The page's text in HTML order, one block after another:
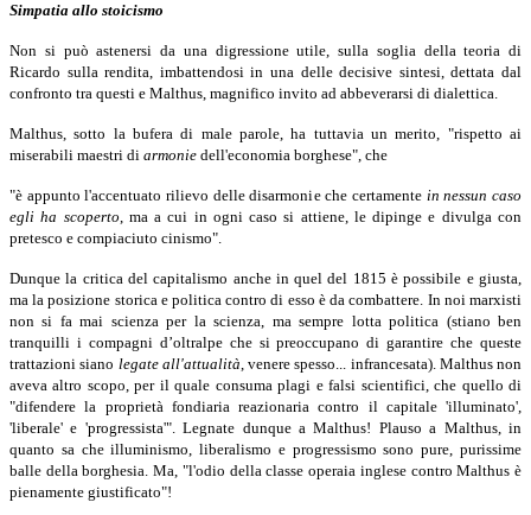
Simpatia allo stoicismo
Non si può astenersi da una digressione utile, sulla soglia della teoria di
Ricardo sulla rendita, imbattendosi in una delle decisive sintesi, dettata dal
confronto tra questi e Malthus, magnifico invito ad abbeverarsi di dialettica.
Malthus, sotto la bufera di male parole, ha tuttavia un merito, "rispetto ai
miserabili maestri di armonie dell'economia borghese", che
"è appunto l'accentuato rilievo delle disarmonie che certamente in nessun caso
egli ha scoperto, ma a cui in ogni caso si attiene, le dipinge e divulga con
pretesco e compiaciuto cinismo".
Dunque la critica del capitalismo anche in quel del 1815 è possibile e giusta,
ma la posizione storica e politica contro di esso è da combattere. In noi marxisti
non si fa mai scienza per la scienza, ma sempre lotta politica (stiano ben
tranquilli i compagni d’oltralpe che si preoccupano di garantire che queste
trattazioni siano legate all'attualità, venere spesso... infrancesata). Malthus non
aveva altro scopo, per il quale consuma plagi e falsi scientifici, che quello di
"difendere la proprietà fondiaria reazionaria contro il capitale 'illuminato',
'liberale' e 'progressista'". Legnate dunque a Malthus! Plauso a Malthus, in
quanto sa che illuminismo, liberalismo e progressismo sono pure, purissime
balle della borghesia. Ma, "l'odio della classe operaia inglese contro Malthus è
pienamente giustificato"!